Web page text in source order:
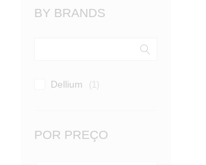
BY BRANDS
Dellium (1)
POR PREÇO